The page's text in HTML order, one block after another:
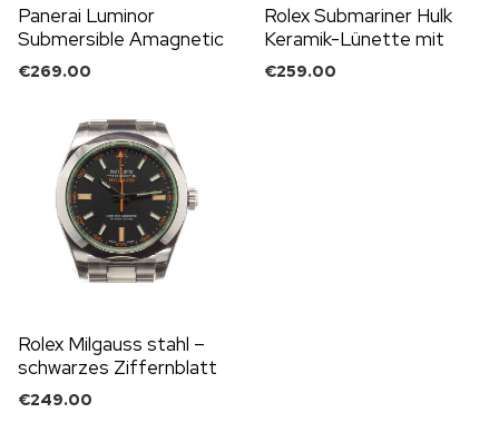
Panerai Luminor
Submersible Amagnetic
mit Kautschukband
€269.00
Rolex Submariner Hulk
Keramik-Lünette mit
grünem Zifferblatt
€259.00
Rolex Milgauss stahl –
schwarzes Ziffernblatt
€249.00